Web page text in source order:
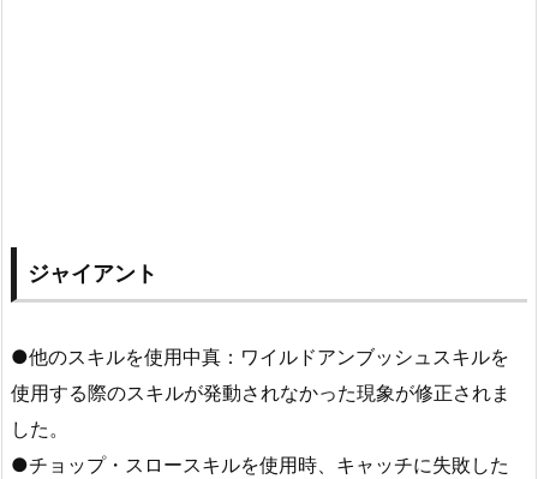
ジャイアント
●他のスキルを使用中真：ワイルドアンブッシュスキルを
使用する際のスキルが発動されなかった現象が修正されま
した。
●チョップ・スロースキルを使用時、キャッチに失敗した